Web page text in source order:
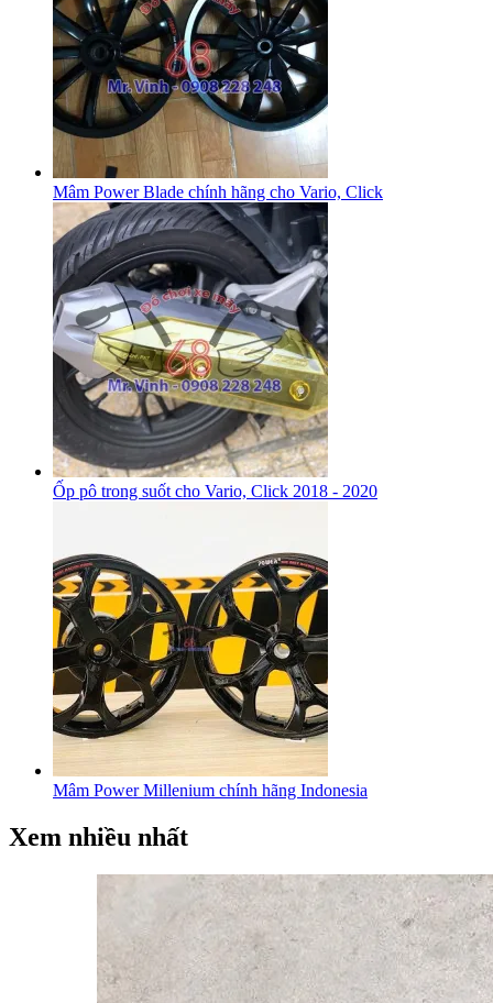
Mâm Power Blade chính hãng cho Vario, Click
Ốp pô trong suốt cho Vario, Click 2018 - 2020
Mâm Power Millenium chính hãng Indonesia
Xem nhiều nhất